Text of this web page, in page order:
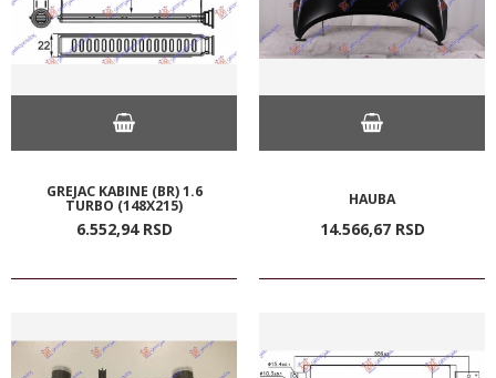
GREJAC KABINE (BR) 1.6
TURBO (148X215)
6.552,94 RSD
HAUBA
14.566,67 RSD